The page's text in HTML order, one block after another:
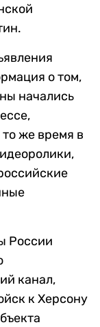
о том,
начались
же время в
России
канал,
к Херсону